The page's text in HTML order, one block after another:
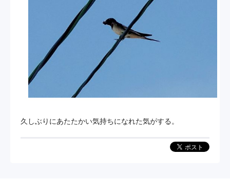
久しぶりにあたたかい気持ちになれた気がする。